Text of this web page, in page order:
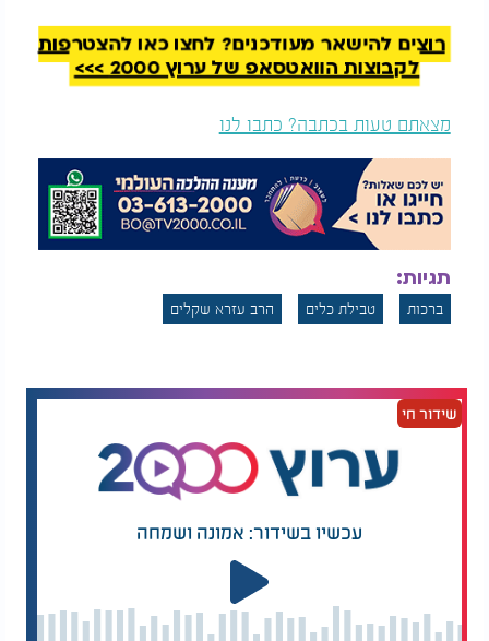
כלי זכוכית או מתכת שמשמשים לסעודה בבית מלון או
מסעדה, כיוון שעיקר מטרתם היא, להגיש אוכל לאורחים
לצורכי מסחר ורווח, נחשבים שמשמשים לסחורה (כמו
המחמירים בבתי מלון או בעלי מסעדה או אולמות
אירועים וכדומה, להטביל כלים כאלו בלי ברכה.
רוצים להישאר מעודכנים? לחצו כאן להצטרפות
לקבוצות הוואטסאפ של ערוץ 2000 >>>
מצאתם טעות בכתבה? כתבו לנו
תגיות:
ברכות טבילת כלים הרב עזרא שקלים
שידור חי
עכשיו בשידור: אמונה ושמחה